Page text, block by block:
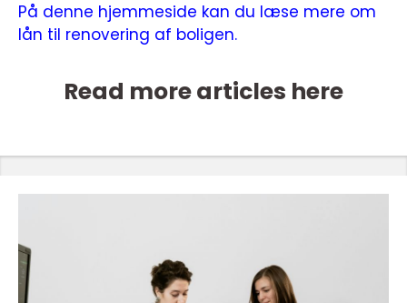
På denne hjemmeside kan du læse mere om
lån til renovering af boligen.
Read more articles here